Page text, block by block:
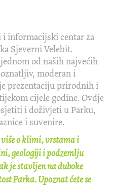
informacijski centar za
Sjeverni Velebit.
od naših najvećih
moderan i
prezentaciju prirodnih i
cijele godine. Ovdje
i doživjeti u Parku,
i suvenire.
više o klimi, vrstama i
geologiji i podzemlju
je stavljen na duboke
Parka. Upoznat ćete se